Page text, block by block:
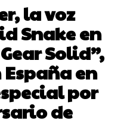
la voz
Snake en
Solid”,
en
por
de